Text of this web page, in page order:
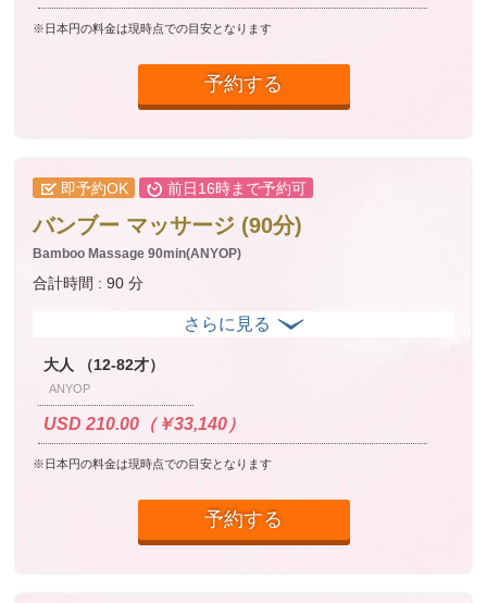
※日本円の料金は現時点での目安となります
予約する
即予約OK 前日16時まで予約可
バンブー マッサージ (90分)
Bamboo Massage 90min(ANYOP)
合計時間 : 90 分
大人 （12-82才）
ANYOP
USD 210.00（￥33,140）
※日本円の料金は現時点での目安となります
予約する